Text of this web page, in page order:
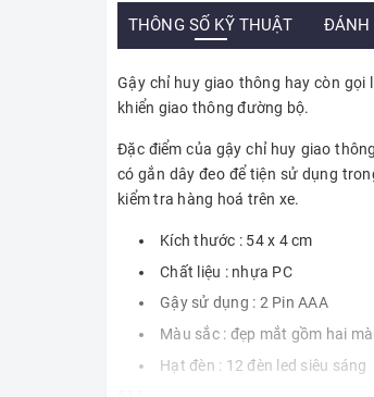
THÔNG SỐ KỸ THUẬT ĐÁNH
Gậy chỉ huy giao thông hay còn
khiển giao thông đường bộ.
Đặc điểm của gậy chỉ huy giao
có gắn dây đeo để tiện sử dụng
kiểm tra hàng hoá trên xe.
Kích thước : 54 x 4 cm
Chất liệu : nhựa PC
Gậy sử dụng : 2 Pin AAA
Màu sắc : đẹp mắt gồm hai
Hạt đèn : 12 đèn led siêu sáng